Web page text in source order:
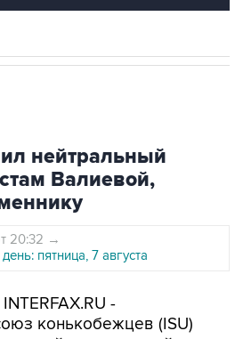
нейтральный
Валиевой,
20:32 →
пятница, 7 августа
-
конькобежцев (ISU)